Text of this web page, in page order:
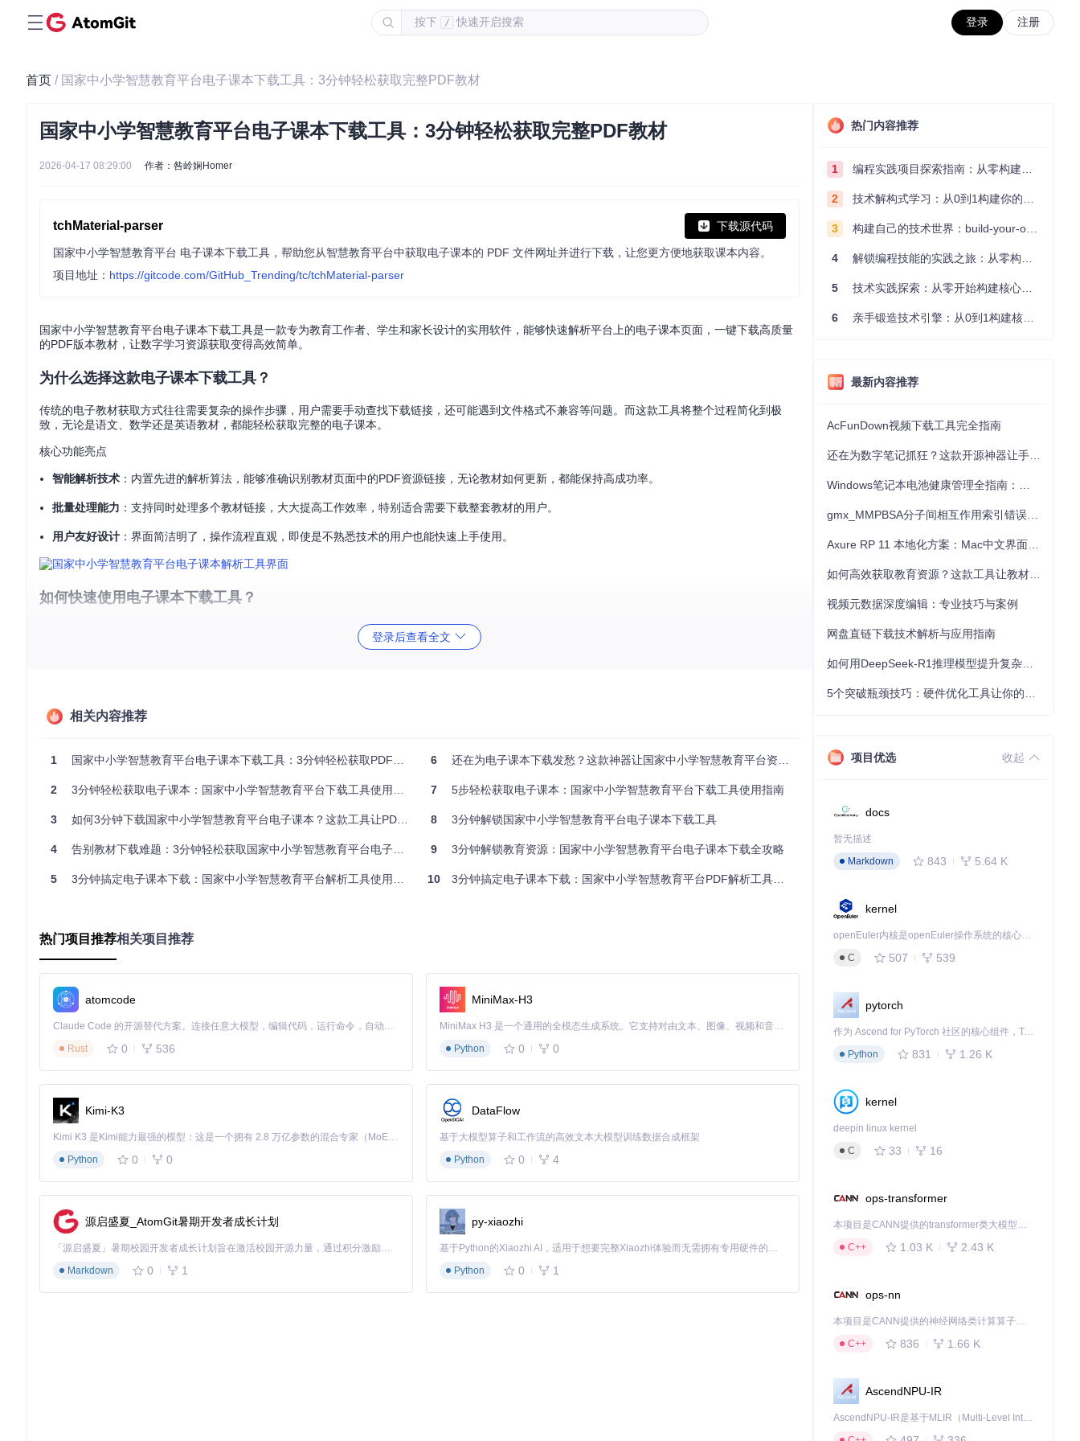
按下 / 快速开启搜索 登录 注册
首页 / 国家中小学智慧教育平台电子课本下载工具：3分钟轻松获取完整PDF教材
国家中小学智慧教育平台电子课本下载工具：3分钟轻松获取完整PDF教材
2026-04-17 08:29:00 作者：咎岭娴Homer
tchMaterial-parser 下载源代码
国家中小学智慧教育平台 电子课本下载工具，帮助您从智慧教育平台中获取电子课本的 PDF 文件网址并进行下载，让您更方便地获取课本内容。
项目地址： https://gitcode.com/GitHub_Trending/tc/tchMaterial-parser
国家中小学智慧教育平台电子课本下载工具是一款专为教育工作者、学生和家长设计的实用软件，能够快速解析平台上的电子课本页面，一键下载高质量
的PDF版本教材，让数字学习资源获取变得高效简单。
为什么选择这款电子课本下载工具？
传统的电子教材获取方式往往需要复杂的操作步骤，用户需要手动查找下载链接，还可能遇到文件格式不兼容等问题。而这款工具将整个过程简化到极
致，无论是语文、数学还是英语教材，都能轻松获取完整的电子课本。
核心功能亮点
智能解析技术 ：内置先进的解析算法，能够准确识别教材页面中的PDF资源链接，无论教材如何更新，都能保持高成功率。
批量处理能力 ：支持同时处理多个教材链接，大大提高工作效率，特别适合需要下载整套教材的用户。
用户友好设计 ：界面简洁明了，操作流程直观，即使是不熟悉技术的用户也能快速上手使用。
如何快速使用电子课本下载工具？
启动工具 ：打开下载工具，你会看到一个简洁直观的操作界面，主要分为网址输入区、分类筛选区和功能按钮区。
输入教材信息
：你有两种方式使用这个工具：直接将复制的网址粘贴到文本框中，或者通过下拉菜单选择教材类型、学科、版本等信息进行智能筛
选。
选择下载方式：工具提供两种下载方式，"直接下载"可立即开始下载PDF文件到本地，"解析并复制"则可获取PDF下载链接，方便使用其他下载工具。
等待完成：工具会自动处理所有技术细节，你只需要等待下载完成即可，下载过程中可以实时查看进度状态。
适用场景与最佳实践
学生自学：轻松下载需要的课本，随时随地进行学习和复习。
家长辅导：方便地获取孩子的学习资料，更好地进行家庭教育辅导。
使用建议
为了获得最佳的使用体验，建议：
一次性收集所有需要的教材链接进行批量下载
定期检查工具更新，确保功能正常
常见问题解决
下载失败怎么办？
如果遇到下载问题，建议按以下步骤排查：
检查网络连接是否正常
确认教材链接是否有效
重新尝试下载操作
支持哪些教材类型？
登录后查看全文
相关内容推荐
1 国家中小学智慧教育平台电子课本下载工具：3分钟轻松获取PDF教材
2 3分钟轻松获取电子课本：国家中小学智慧教育平台下载工具使用指南
3 如何3分钟下载国家中小学智慧教育平台电子课本？这款工具让PDF获取更简单
4 告别教材下载难题：3分钟轻松获取国家中小学智慧教育平台电子课本
5 3分钟搞定电子课本下载：国家中小学智慧教育平台解析工具使用指南
6 还在为电子课本下载发愁？这款神器让国家中小学智慧教育平台资源获取效率提升300%
7 5步轻松获取电子课本：国家中小学智慧教育平台下载工具使用指南
8 3分钟解锁国家中小学智慧教育平台电子课本下载工具
9 3分钟解锁教育资源：国家中小学智慧教育平台电子课本下载全攻略
10 3分钟搞定电子课本下载：国家中小学智慧教育平台PDF解析工具使用指南
热门项目推荐相关项目推荐
atomcode
Claude Code 的开源替代方案。连接任意大模型，编辑代码，运行命令，自动验证 — 全自动执行。用 Rust 构建，极致性能。 ｜ An open-source alternative to Claude Code. Connect any LLM, edit code, run commands, and verify changes — autonomously. Built in Rust for speed. Get Started
Rust
0 536
MiniMax-H3
MiniMax H3 是一个通用的全模态生成系统。它支持对由文本、图像、视频和音频组成的多模态上下文进行统一理解，并能生成分辨率高达 2K、时长可达 15 秒的带原生立体声音频的视频。得益于面向任务泛化的系统设计，H3 在预训练阶段就已具备广泛的多模态上下文理解与生成能力，能够出色地执行复杂的多模态指令。
Python
0 0
Kimi-K3
Kimi K3 是Kimi能力最强的模型：这是一个拥有 2.8 万亿参数的混合专家（MoE）模型，具备原生视觉理解能力，并支持 100 万 token 的上下文窗口。
Python
0 0
DataFlow
基于大模型算子和工作流的高效文本大模型训练数据合成框架
Python
0 4
源启盛夏_AtomGit暑期开发者成长计划
「源启盛夏」暑期校园开发者成长计划旨在激活校园开源力量，通过积分激励、认证扶持、资源倾斜等形式，引导高校组织和开发者完成「入驻 — 建项目 — 做贡献 — 获认证 — 得资源」的完整闭环。无论你是想带领社团入驻平台的组织者，还是希望用代码贡献证明自己的开发者，都能在这里找到属于你的成长路径。
Markdown
0 1
py-xiaozhi
基于Python的Xiaozhi AI，适用于想要完整Xiaozhi体验而无需拥有专用硬件的用户。
Python
0 1
热门内容推荐
1 编程实践项目探索指南：从零构建技术能力体系
2 技术解构式学习：从0到1构建你的编程知识体系
3 构建自己的技术世界：build-your-own-x项目的实践探索指南
4 解锁编程技能的实践之旅：从零构建你的技术世界
5 技术实践探索：从零开始构建核心系统的实践指南
6 亲手锻造技术引擎：从0到1构建核心系统的实践指南
最新内容推荐
AcFunDown视频下载工具完全指南
视频元数据深度编辑：专业技巧与案例
网盘直链下载技术解析与应用指南
项目优选 收起
docs
暂无描述
Markdown
843 5.64 K
kernel
openEuler内核是openEuler操作系统的核心，既是系统性能与稳定性的基石，也是连接处理器、设备与服务的桥梁。
C
507 539
pytorch
作为 Ascend for PyTorch 社区的核心组件，TorchNPU 是昇腾专为 PyTorch 打造的深度学习适配插件，使 PyTorch 框架能够直接调用昇腾 NPU，为开发者提供昇腾 AI 处理器的超强算力。
Python
831 1.26 K
kernel
deepin linux kernel
C
33 16
ops-transformer
本项目是CANN提供的transformer类大模型算子库，实现网络在NPU上加速计算。
C++
1.03 K 2.43 K
ops-nn
本项目是CANN提供的神经网络类计算算子库，实现网络在NPU上加速计算。
C++
836 1.66 K
AscendNPU-IR
AscendNPU-IR是基于MLIR（Multi-Level Intermediate Representation）构建的，面向昇腾亲和算子编译时使用的中间表示，提供昇腾完备表达能力，通过编译优化提升昇腾AI处理器计算效率，支持通过生态框架使能昇腾AI处理器与深度调优